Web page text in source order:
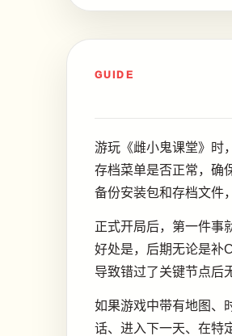
GUIDE
游玩《雌小鬼课堂》时
存档菜单是否正常，确
备份安装包和存档文件
正式开局后，第一件事
好处是，后期无论是补
导致错过了关键节点后
如果游戏中带有地图、
话、进入下一天、在特